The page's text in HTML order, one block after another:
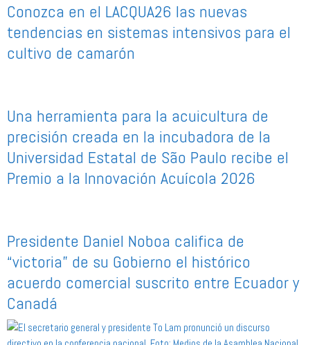
Conozca en el LACQUA26 las nuevas
tendencias en sistemas intensivos para el
cultivo de camarón
Una herramienta para la acuicultura de
precisión creada en la incubadora de la
Universidad Estatal de São Paulo recibe el
Premio a la Innovación Acuícola 2026
Presidente Daniel Noboa califica de
“victoria” de su Gobierno el histórico
acuerdo comercial suscrito entre Ecuador y
Canadá